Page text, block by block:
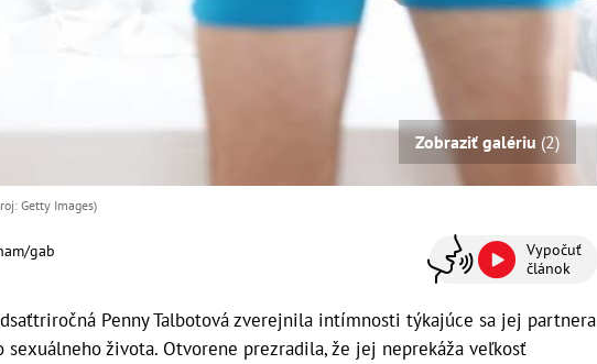
Zobraziť galériu (2)
Getty Images)
gab
Vypočuť
článok
Penny Talbotová zverejnila intímnosti týkajúce sa jej partnera
sexuálneho života. Otvorene prezradila, že jej neprekáža veľkosť